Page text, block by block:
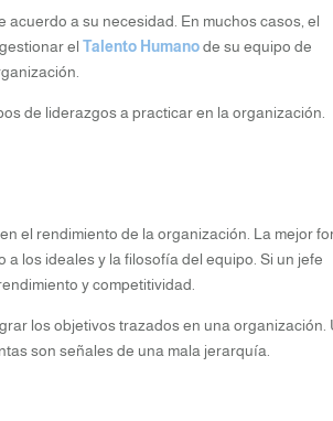
acuerdo a su necesidad. En muchos casos, el
elTalento Humanode su equipo de
de liderazgos a practicar en la organización.
el rendimiento de la organización. La mejor
los ideales y la filosofía del equipo. Si un jefe
y competitividad.
los objetivos trazados en una organización.
son señales de una mala jerarquía.